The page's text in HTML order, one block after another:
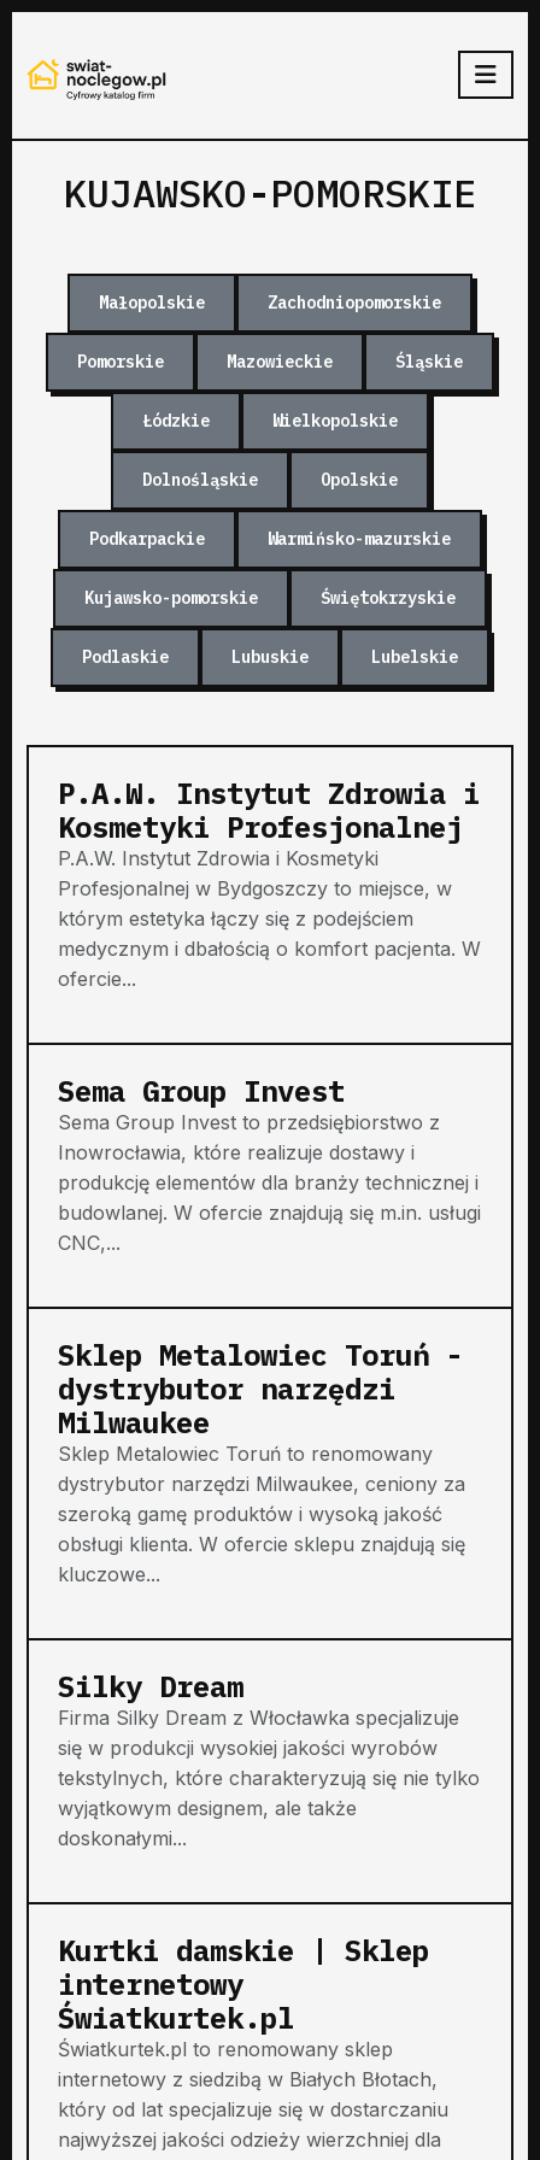
KUJAWSKO-POMORSKIE
Małopolskie Zachodniopomorskie
Pomorskie Mazowieckie Śląskie
Łódzkie Wielkopolskie
Dolnośląskie Opolskie
Podkarpackie Warmińsko-mazurskie
Kujawsko-pomorskie Świętokrzyskie
Podlaskie Lubuskie Lubelskie
P.A.W. Instytut Zdrowia i
Kosmetyki Profesjonalnej
P.A.W. Instytut Zdrowia i Kosmetyki
Profesjonalnej w Bydgoszczy to miejsce, w
którym estetyka łączy się z podejściem
medycznym i dbałością o komfort pacjenta. W
ofercie...
Sema Group Invest
Sema Group Invest to przedsiębiorstwo z
Inowrocławia, które realizuje dostawy i
produkcję elementów dla branży technicznej i
budowlanej. W ofercie znajdują się m.in. usługi
CNC,...
Sklep Metalowiec Toruń -
dystrybutor narzędzi
Milwaukee
Sklep Metalowiec Toruń to renomowany
dystrybutor narzędzi Milwaukee, ceniony za
szeroką gamę produktów i wysoką jakość
obsługi klienta. W ofercie sklepu znajdują się
kluczowe...
Silky Dream
Firma Silky Dream z Włocławka specjalizuje
się w produkcji wysokiej jakości wyrobów
tekstylnych, które charakteryzują się nie tylko
wyjątkowym designem, ale także
doskonałymi...
Kurtki damskie | Sklep
internetowy
Światkurtek.pl
Światkurtek.pl to renomowany sklep
internetowy z siedzibą w Białych Błotach,
który od lat specjalizuje się w dostarczaniu
najwyższej jakości odzieży wierzchniej dla